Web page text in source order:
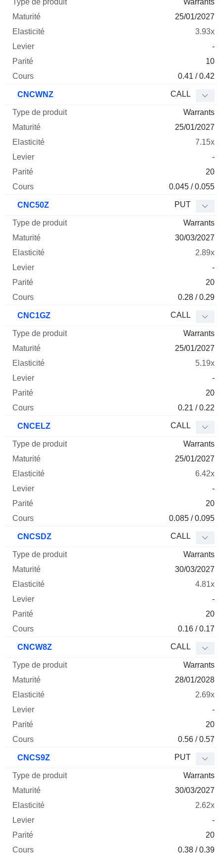
Warrants
25/01/2027
3.93x
-
10
0.41 / 0.42
CNCWNZ CALL
Warrants
25/01/2027
7.15x
-
20
0.045 / 0.055
CNC50Z PUT
Warrants
30/03/2027
2.89x
-
20
0.28 / 0.29
CNC1GZ CALL
Warrants
25/01/2027
5.19x
-
20
0.21 / 0.22
CNCELZ CALL
Warrants
25/01/2027
6.42x
-
20
0.085 / 0.095
CNCSDZ CALL
Warrants
30/03/2027
4.81x
-
20
0.16 / 0.17
CNCW8Z CALL
Warrants
28/01/2028
2.69x
-
20
0.56 / 0.57
CNCS9Z PUT
Warrants
30/03/2027
2.62x
-
20
0.38 / 0.39